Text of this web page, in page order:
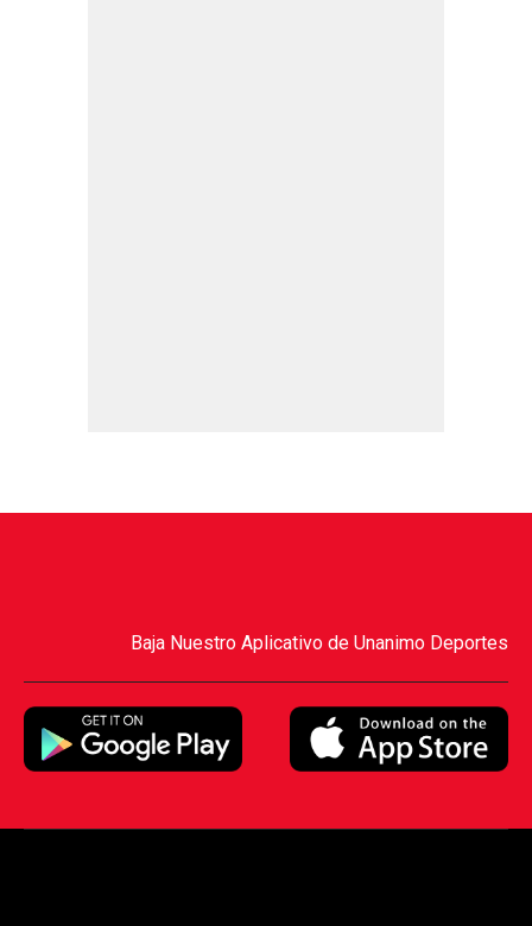
Baja Nuestro Aplicativo de Unanimo Deportes